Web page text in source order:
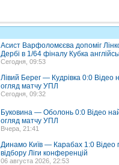
Асист Варфоломєєва допоміг
Дербі в 1/64 фіналу Кубка
Сегодня, 09:53
Лівий Берег — Кудрівка 0:0 Відео
огляд матчу УПЛ
Сегодня, 09:32
Буковина — Оболонь 0:0 Відео
огляд матчу УПЛ
Вчера, 21:41
Динамо Київ — Карабах 1:0 Відео
відбору Ліги конференцій
06 августа 2026, 22:53